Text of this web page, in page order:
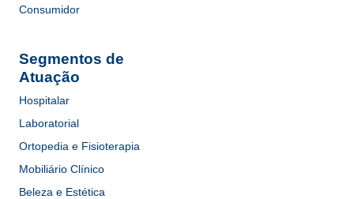
Consumidor
Segmentos de
Atuação
Hospitalar
Laboratorial
Ortopedia e Fisioterapia
Mobiliário Clínico
Beleza e Estética